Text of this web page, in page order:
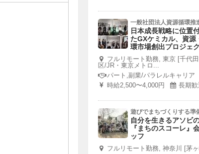
一般社団法人資源循環推
日本成長戦略に位置
たGXケミカル、資源
環市場創出プロジェ
フルリモート勤務, 東京 [千代田
区/JR・東京メトロ...
パート,副業/パラレルキャリア
時給2,500〜4,000円
長期歓
遊びでまちづくりする準
自分を生きるアソビ
『まちのスコーレ』
ッフ
フルリモート勤務, 神奈川 [茅